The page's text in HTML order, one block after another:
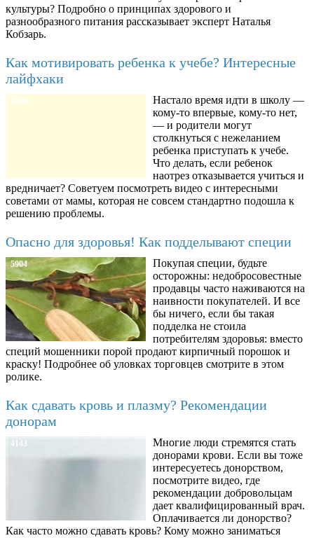
культуры? Подробно о принципах здорового и
разнообразного питания рассказывает эксперт Наталья
Кобзарь.
Как мотивировать ребенка к учебе? Интересные
лайфхаки
8780
Настало время идти в школу —
кому-то впервые, кому-то нет,
— и родители могут
столкнуться с нежеланием
ребенка приступать к учебе.
Что делать, если ребенок
наотрез отказывается учиться и
вредничает? Советуем посмотреть видео с интересными
советами от мамы, которая не совсем стандартно подошла к
решению проблемы.
Опасно для здоровья! Как подделывают специи
5904
Покупая специи, будьте
осторожны: недобросовестные
продавцы часто наживаются на
наивности покупателей. И все
бы ничего, если бы такая
подделка не стоила
потребителям здоровья: вместо
специй мошенники порой продают кирпичный порошок и
краску! Подробнее об уловках торговцев смотрите в этом
ролике.
Как сдавать кровь и плазму? Рекомендации
донорам
4143
Многие люди стремятся стать
донорами крови. Если вы тоже
интересуетесь донорством,
посмотрите видео, где
рекомендации добровольцам
дает квалифицированный врач.
Оплачивается ли донорство?
Как часто можно сдавать кровь? Кому можно заниматься